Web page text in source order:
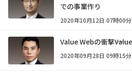
での事業作り
2020年10月12日 07時00分
Value Webの衝撃
2020年09月28日 09時15分